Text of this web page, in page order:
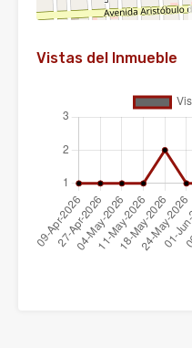
Vistas del Inmueble